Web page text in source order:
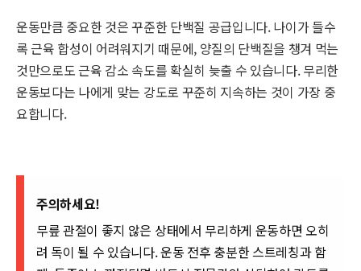
운동만큼 중요한 것은 꾸준한 단백질 공급입니다. 나이가 들수
록 근육 합성이 어려워지기 때문에, 양질의 단백질을 챙겨 먹는
것만으로도 근육 감소 속도를 확실히 늦출 수 있습니다. 무리한
운동보다는 나에게 맞는 강도로 꾸준히 지속하는 것이 가장 중
요합니다.
주의하세요!
무릎 관절이 좋지 않은 상태에서 무리하게 운동하면 오히
려 독이 될 수 있습니다. 운동 전후 충분한 스트레칭과 함